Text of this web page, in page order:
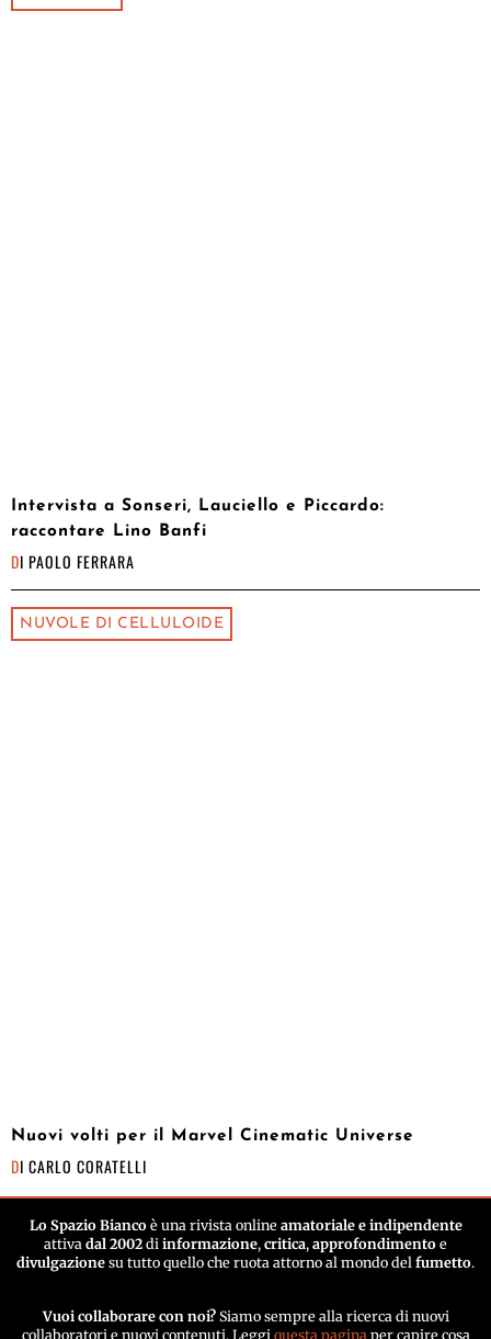
Intervista a Sonseri, Lauciello e Piccardo:
raccontare Lino Banfi
DI PAOLO FERRARA
NUVOLE DI CELLULOIDE
Nuovi volti per il Marvel Cinematic Universe
DI CARLO CORATELLI
Lo Spazio Biancoè una rivista online amatoriale e indipendente
attiva dal 2002 di informazione, critica, approfondimento e
divulgazione su tutto quello che ruota attorno al mondo del fumetto.
Vuoi collaborare con noi? Siamo sempre alla ricerca di nuovi
collaboratori e nuovi contenuti. Leggi questa pagina per capire cosa